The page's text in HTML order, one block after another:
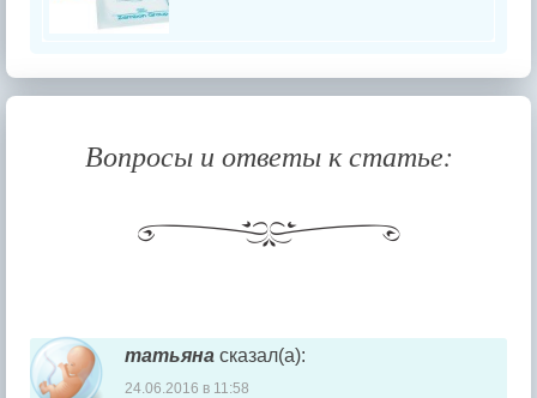
Вопросы и ответы к статье:
Навигация комментария
татьяна сказал(а):
24.06.2016 в 11:58